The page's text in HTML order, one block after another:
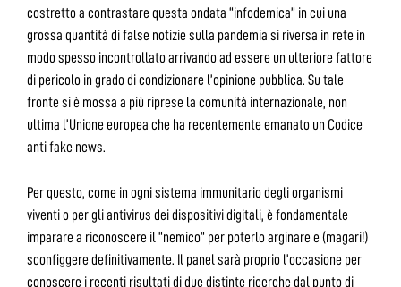
costretto a contrastare questa ondata “infodemica” in cui una
grossa quantità di false notizie sulla pandemia si riversa in rete in
modo spesso incontrollato arrivando ad essere un ulteriore fattore
di pericolo in grado di condizionare l’opinione pubblica. Su tale
fronte si è mossa a più riprese la comunità internazionale, non
ultima l’Unione europea che ha recentemente emanato un Codice
anti fake news.
Per questo, come in ogni sistema immunitario degli organismi
viventi o per gli antivirus dei dispositivi digitali, è fondamentale
imparare a riconoscere il “nemico” per poterlo arginare e (magari!)
sconfiggere definitivamente. Il panel sarà proprio l’occasione per
conoscere i recenti risultati di due distinte ricerche dal punto di